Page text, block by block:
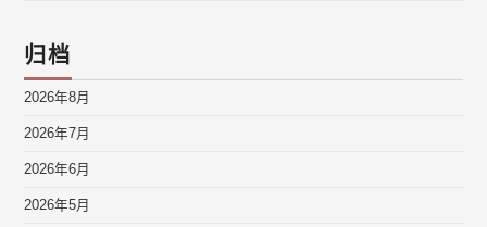
归档
2026年8月
2026年7月
2026年6月
2026年5月